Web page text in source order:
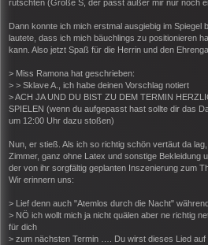
rutschten (Größe S, der passt außer mir nur noch
Dann konnte ich mich erstmal ausgiebig im Spiegel
lautete, dass ich mich bäuchlings zu positionieren
kann. Also jetzt Spaß für die Herrin und den
> Miss Ramona hat geschrieben:
> > Sklave A., ich habe deinen Vorschlag notiert
> ACH JA UND DU BIST ZU DEM TERMIN
SPIELEN (wenn du aufgepasst hast sollte dir das
um 12:00 Uhr dazu stoßen)
Nun, er stieß. Als ich so richtig schön vertäut da
Zimmer, ganz ohne Latex und sonstige Bekleidung
der von ihr sorgfältig geplanten Inszenierung zum
Wir erinnern uns:
> Lief denn auch "Atemlos durch die Nacht"
> NÖ ich wollt mich ja nicht quälen aber ne richtig
für dich
> zum nächsten Termin …. Du wirst dieses Lied auf